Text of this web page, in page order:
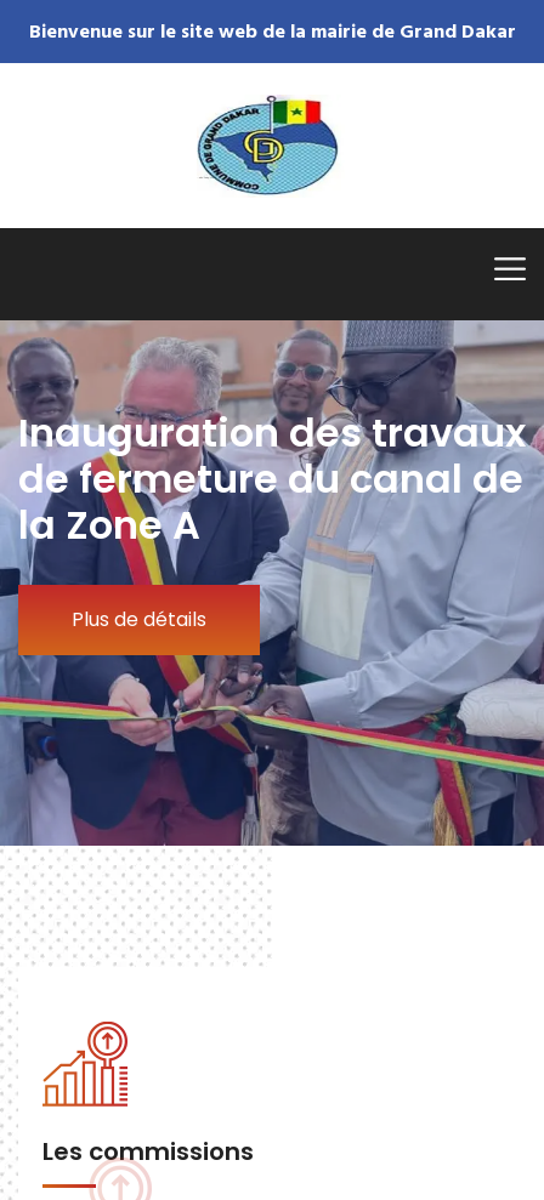
Bienvenue sur le site web de la mairie de Grand Dakar
Inauguration des travaux
de fermeture du canal de
la Zone A
Plus de détails
Les commissions